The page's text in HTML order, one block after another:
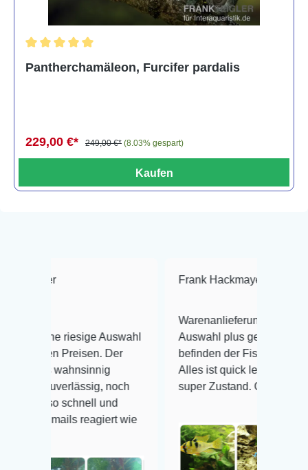
Pantherchamäleon, Furcifer pardalis
229,00 €* 249,00 €* (8.03% gespart)
Kaufen
riesige Auswahl
Preisen. Der
wahnsinnig
noch
schnell und
reagiert wie
Frank Hackmayer ★★★★
Warenanlieferung Top und die
Auswahl plus gesundheitliches
befinden der Fische einwandfrei.
Alles ist quick lebendig und im
super Zustand. Gerne wieder 😃